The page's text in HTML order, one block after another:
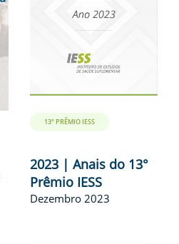
13° PRÊMIO IESS
2023 | Anais do 13°
Prêmio IESS
Dezembro 2023